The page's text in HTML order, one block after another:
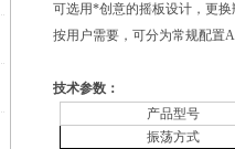
可选用*创意的摇板设计，更
按用户需要，可分为常规配置
技术参数：
产品型号
振荡方式